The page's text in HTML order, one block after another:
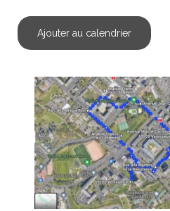
Ajouter au calendrier